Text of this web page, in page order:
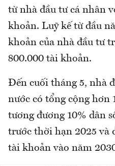
từ nhà đầu tư cá nhân
khoản. Luỹ kế từ đầu
khoản của nhà đầu tư
800.000 tài khoản.
Đến cuối tháng 5, nhà
nước có tổng cộng hơn
tương đương 10% dân
trước thời hạn 2025 và
tài khoản vào năm